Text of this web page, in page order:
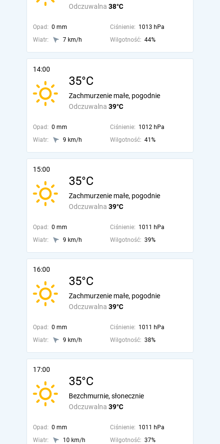
Odczuwalna 38°C
Opad: 0 mm Ciśnienie: 1013 hPa
Wiatr:
7 km/h Wilgotność: 44%
14:00
35°C
Odczuwalna 39°C
Zachmurzenie małe, pogodnie
Opad: 0 mm Ciśnienie: 1012 hPa
Wiatr:
9 km/h Wilgotność: 41%
15:00
35°C
Odczuwalna 39°C
Zachmurzenie małe, pogodnie
Opad: 0 mm Ciśnienie: 1011 hPa
Wiatr:
9 km/h Wilgotność: 39%
16:00
35°C
Odczuwalna 39°C
Zachmurzenie małe, pogodnie
Opad: 0 mm Ciśnienie: 1011 hPa
Wiatr:
9 km/h Wilgotność: 38%
17:00
35°C
Odczuwalna 39°C
Bezchmurnie, słonecznie
Opad: 0 mm Ciśnienie: 1011 hPa
Wiatr:
10 km/h Wilgotność: 37%